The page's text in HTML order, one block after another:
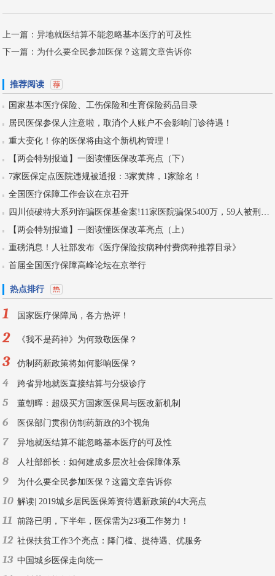
上一篇：异地就医结算不能忽略基本医疗的可及性
下一篇： 为什么要全民参加医保？这篇文章告诉你
推荐阅读
国家基本医疗保险、工伤保险和生育保险药品目录
居民医保参保人注意啦，取消个人账户不会影响门诊待遇！
重大变化！你的医保将由这个新机构管理！
【两会特别报道】一图读懂医保改革亮点（下）
7家医保定点医院违规被通报：3家黄牌，1家除名！
全国医疗保障工作会议在京召开
【两会特别报道】一图读懂医保改革亮点（上）
重磅消息！人社部发布《医疗保险按病种付费病种推荐目录》
首届全国医疗保障高峰论坛在京举行
热点排行
1 国家医疗保障局，各方热评！
2 《我不是药神》为何致敬医保？
3 仿制药新政策将如何影响医保？
4 跨省异地就医直接结算与分级诊疗
5 董朝晖：超级买方国家医保局与医改新机制
6 医保部门贯彻仿制药新政的3个视角
7 异地就医结算不能忽略基本医疗的可及性
8 人社部部长：如何建成多层次社会保障体系
9 为什么要全民参加医保？这篇文章告诉你
10 解读| 2019城乡居民医保筹资待遇新政策的4大亮点
11 前路已明，下半年，医保需为23项工作努力！
12 社保扶贫工作3个亮点：降门槛、提待遇、优服务
13 中国城乡医保走向统一